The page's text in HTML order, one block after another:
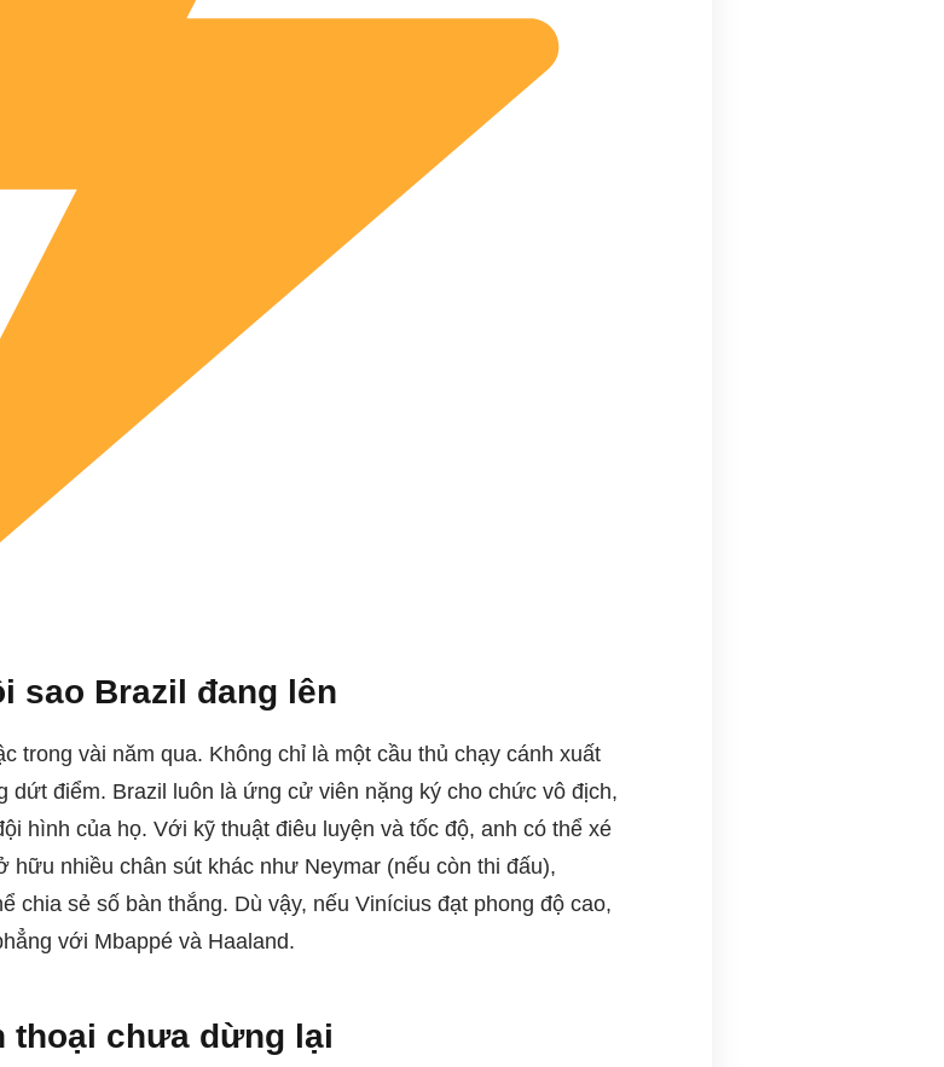
sao Brazil đang lên
trong vài năm qua. Không chỉ là một cầu thủ chạy cánh xuất
dứt điểm. Brazil luôn là ứng cử viên nặng ký cho chức vô địch,
hình của họ. Với kỹ thuật điêu luyện và tốc độ, anh có thể xé
hữu nhiều chân sút khác như Neymar (nếu còn thi đấu),
chia sẻ số bàn thắng. Dù vậy, nếu Vinícius đạt phong độ cao,
với Mbappé và Haaland.
thoại chưa dừng lại